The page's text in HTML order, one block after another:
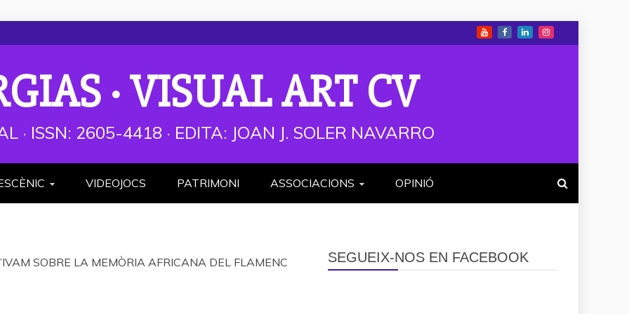
· VISUAL ART CV
· ISSN: 2605-4418 · EDITA: JOAN J. SOLER NAVARRO
VIDEOJOCS PATRIMONI ASSOCIACIONS OPINIÓ
SOBRE LA MEMÒRIA AFRICANA DEL FLAMENC
SEGUEIX-NOS EN FACEBOOK